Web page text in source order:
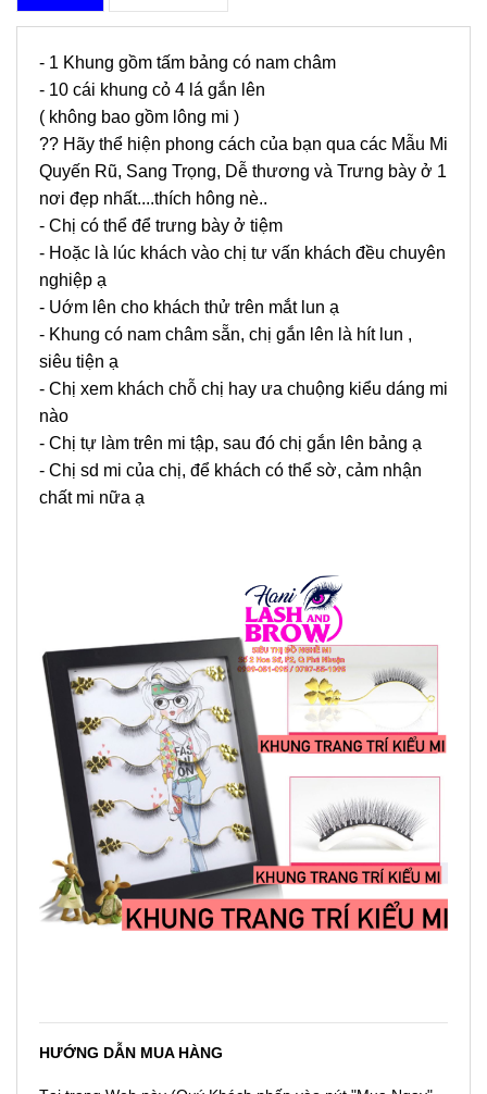
- 1 Khung gồm tấm bảng có nam châm
- 10 cái khung cỏ 4 lá gắn lên
( không bao gồm lông mi )
?? Hãy thể hiện phong cách của bạn qua các Mẫu Mi
Quyến Rũ, Sang Trọng, Dễ thương và Trưng bày ở 1
nơi đẹp nhất....thích hông nè..
- Chị có thể để trưng bày ở tiệm
- Hoặc là lúc khách vào chị tư vấn khách đều chuyên
nghiệp ạ
- Uớm lên cho khách thử trên mắt lun ạ
- Khung có nam châm sẵn, chị gắn lên là hít lun ,
siêu tiện ạ
- Chị xem khách chỗ chị hay ưa chuộng kiểu dáng mi
nào
- Chị tự làm trên mi tập, sau đó chị gắn lên bảng ạ
- Chị sd mi của chị, để khách có thể sờ, cảm nhận
chất mi nữa ạ
HƯỚNG DẪN MUA HÀNG